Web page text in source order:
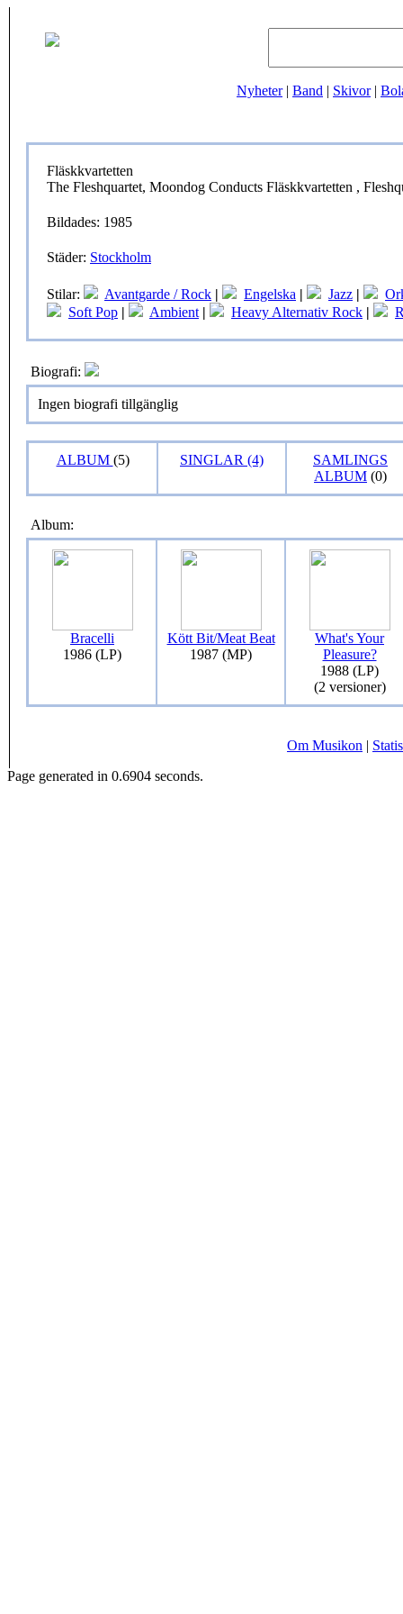
Nyheter| Band | Skivor|
Fläskkvartetten
The Fleshquartet, Moondog Conducts Fläskkvartetten ,
Bildades: 1985
Städer: Stockholm
Stilar: Avantgarde / Rock | Engelska | Jazz |
Soft Pop | Ambient | Heavy Alternativ Rock |
Biografi:
Ingen biografi tillgänglig
ALBUM (5) SINGLAR (4)
SAMLINGS
ALBUM (0)
Album:
Bracelli
1986 (LP)
Kött Bit/Meat Beat
1987 (MP)
What's Your
Pleasure?
1988 (LP)
(2 versioner)
Om Musikon |
Page generated in 0.6904 seconds.